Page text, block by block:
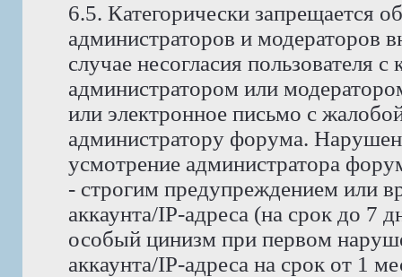
6.5. Категорически запрещается
администраторов и модераторов
случае несогласия
администратором или
или электронное письмо с
администратору форума.
усмотрение администратора
- строгим предупреждением или
аккаунта/IP-адреса (на срок до 7
особый цинизм при первом
аккаунта/IP-адреса на срок от 1